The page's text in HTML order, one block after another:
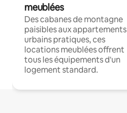
meublées
Des cabanes de montagne
paisibles aux appartements
urbains pratiques, ces
locations meublées offrent
tous les équipements d'un
logement standard.